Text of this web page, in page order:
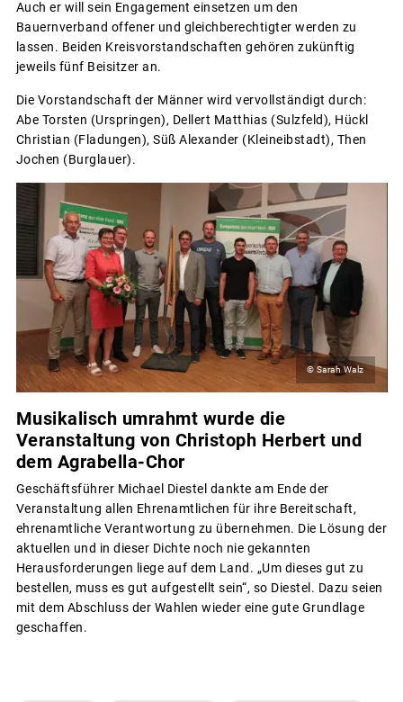
Auch er will sein Engagement einsetzen um den
Bauernverband offener und gleichberechtigter werden zu
lassen. Beiden Kreisvorstandschaften gehören zukünftig
jeweils fünf Beisitzer an.
Die Vorstandschaft der Männer wird vervollständigt durch:
Abe Torsten (Urspringen), Dellert Matthias (Sulzfeld), Hückl
Christian (Fladungen), Süß Alexander (Kleineibstadt), Then
Jochen (Burglauer).
© Sarah Walz
Musikalisch umrahmt wurde die
Veranstaltung von Christoph Herbert und
dem Agrabella-Chor
Geschäftsführer Michael Diestel dankte am Ende der
Veranstaltung allen Ehrenamtlichen für ihre Bereitschaft,
ehrenamtliche Verantwortung zu übernehmen. Die Lösung der
aktuellen und in dieser Dichte noch nie gekannten
Herausforderungen liege auf dem Land. „Um dieses gut zu
bestellen, muss es gut aufgestellt sein“, so Diestel. Dazu seien
mit dem Abschluss der Wahlen wieder eine gute Grundlage
geschaffen.